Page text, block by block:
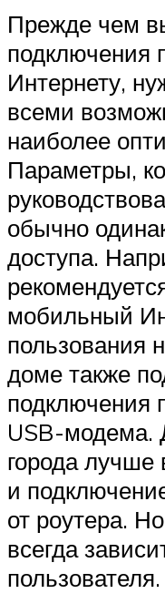
Прежде чем
подключения
Интернету,
всеми
наиболее
Параметры,
обычно
доступа.
мобильный
пользования
доме также
подключения
USB-модема.
города лучше
и
от роутера.
всегда
пользователя.